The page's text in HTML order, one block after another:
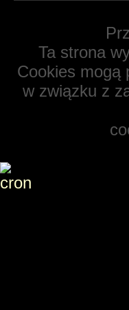
Ta strona
Cookies mogą
w związku z